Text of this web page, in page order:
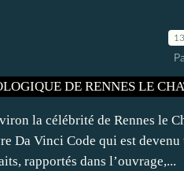
la célébrité de Rennes le
Da Vinci Code qui est devenu
rapportés dans l’ouvrage,...